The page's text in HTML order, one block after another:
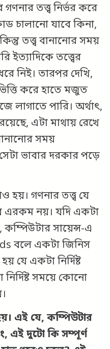
তত্ত্ব নির্ভর করে
যাবে কিনা,
তত্ত্ব বানানোর সময়
তত্ত্বের
নিই। তারপর দেখি,
করে হাতে মজুত
লাগাতে পারি। অর্থাৎ,
এটা মাথায় রেখে
সময়
ভাবার দরকার পড়ে
গণনার তত্ত্ব যে
এরকম নয়। যদি একটা
সায়েন্স-এ
বলে একটা জিনিস
যে একটা নির্দিষ্ট
সময়ে কোনো
এই যে, কম্পিউটার
এই দুটো কি সম্পূর্ণ